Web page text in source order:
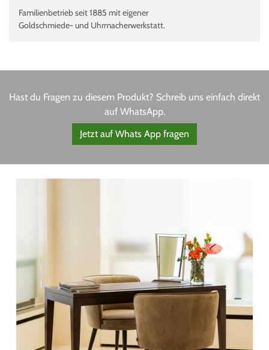
Familienbetrieb seit 1885 mit eigener
Goldschmiede- und Uhrmacherwerkstatt.
Hast du Fragen zu diesem Produkt? Schreib uns einfach direkt
auf WhatsApp.
Jetzt auf Whats App fragen